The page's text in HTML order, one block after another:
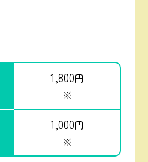
1,800円
※
1,000円
※